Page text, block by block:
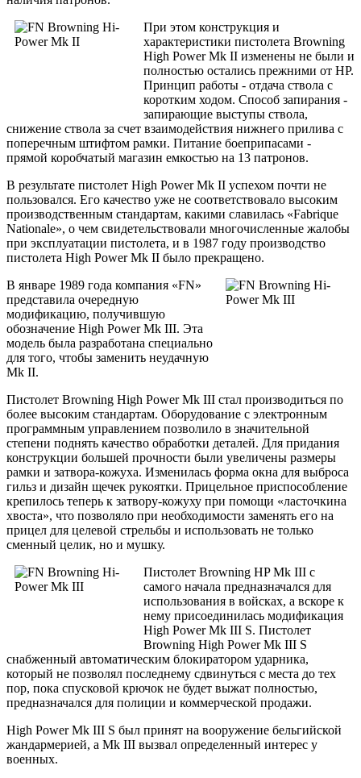
При этом конструкция и
характеристики пистолета Browning
High Power Mk II изменены не были и
полностью остались прежними от HP.
Принцип работы - отдача ствола с
коротким ходом. Способ запирания -
запирающие выступы ствола,
снижение ствола за счет взаимодействия нижнего прилива с
поперечным штифтом рамки. Питание боеприпасами -
прямой коробчатый магазин емкостью на 13 патронов.
В результате пистолет High Power Mk II успехом почти не
пользовался. Его качество уже не соответствовало высоким
производственным стандартам, какими славилась «Fabrique
Nationale», о чем свидетельствовали многочисленные жалобы
при эксплуатации пистолета, и в 1987 году производство
пистолета High Power Mk II было прекращено.
В январе 1989 года компания «FN»
представила очередную
модификацию, получившую
обозначение High Power Mk III. Эта
модель была разработана специально
для того, чтобы заменить неудачную
Mk II.
Пистолет Browning High Power Mk III стал производиться по
более высоким стандартам. Оборудование с электронным
программным управлением позволило в значительной
степени поднять качество обработки деталей. Для придания
конструкции большей прочности были увеличены размеры
рамки и затвора-кожуха. Изменилась форма окна для выброса
гильз и дизайн щечек рукоятки. Прицельное приспособление
крепилось теперь к затвору-кожуху при помощи «ласточкина
хвоста», что позволяло при необходимости заменять его на
прицел для целевой стрельбы и использовать не только
сменный целик, но и мушку.
Пистолет Browning HP Mk III с
самого начала предназначался для
использования в войсках, а вскоре к
нему присоединилась модификация
High Power Mk III S. Пистолет
Browning High Power Mk III S
снабженный автоматическим блокиратором ударника,
который не позволял последнему сдвинуться с места до тех
пор, пока спусковой крючок не будет выжат полностью,
предназначался для полиции и коммерческой продажи.
High Power Mk III S был принят на вооружение бельгийской
жандармерией, а Mk III вызвал определенный интерес у
военных.